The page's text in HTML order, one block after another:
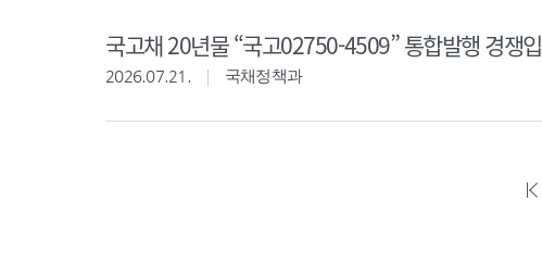
국고채 20년물 “국고02750-4509” 통합발행 경쟁
2026.07.21. 국채정책과